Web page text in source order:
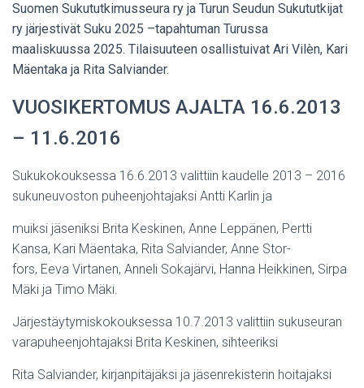
Suomen Sukututkimusseura ry ja Turun Seudun Sukututkijat
ry järjestivät Suku 2025 –tapahtuman Turussa
maaliskuussa 2025. Tilaisuuteen osallistuivat Ari Vilèn, Kari
Mäentaka ja Rita Salviander.
VUOSIKERTOMUS AJALTA 16.6.2013
– 11.6.2016
Sukukokouksessa 16.6.2013 valittiin kaudelle 2013 – 2016
sukuneuvoston puheenjohtajaksi Antti Karlin ja
muiksi jäseniksi Brita Keskinen, Anne Leppänen, Pertti
Kansa, Kari Mäentaka, Rita Salviander, Anne Stor-
fors, Eeva Virtanen, Anneli Sokajärvi, Hanna Heikkinen, Sirpa
Mäki ja Timo Mäki.
Järjestäytymiskokouksessa 10.7.2013 valittiin sukuseuran
varapuheenjohtajaksi Brita Keskinen, sihteeriksi
Rita Salviander, kirjanpitäjäksi ja jäsenrekisterin hoitajaksi